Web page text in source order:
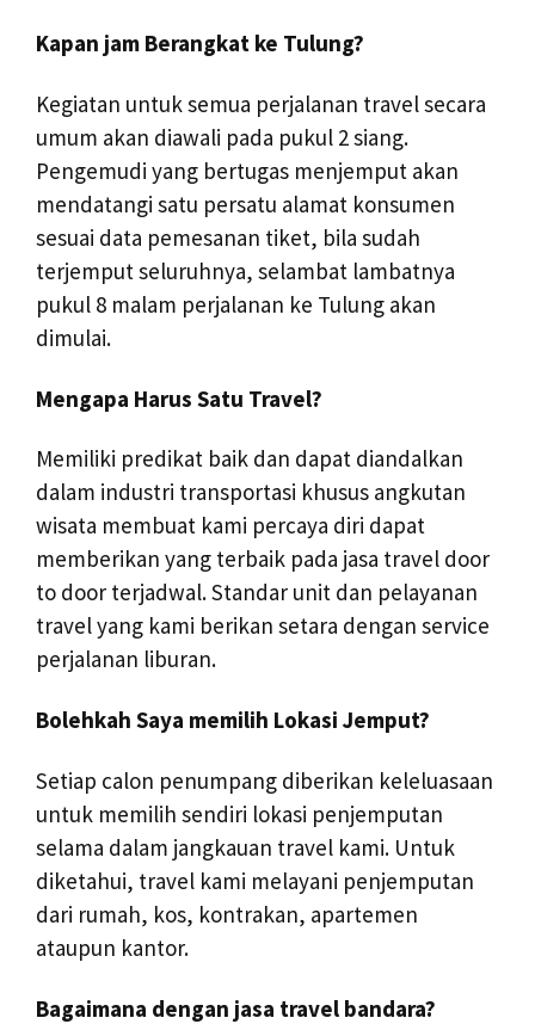
Kapan jam Berangkat ke Tulung?
Kegiatan untuk semua perjalanan travel secara
umum akan diawali pada pukul 2 siang.
Pengemudi yang bertugas menjemput akan
mendatangi satu persatu alamat konsumen
sesuai data pemesanan tiket, bila sudah
terjemput seluruhnya, selambat lambatnya
pukul 8 malam perjalanan ke Tulung akan
dimulai.
Mengapa Harus Satu Travel?
Memiliki predikat baik dan dapat diandalkan
dalam industri transportasi khusus angkutan
wisata membuat kami percaya diri dapat
memberikan yang terbaik pada jasa travel door
to door terjadwal. Standar unit dan pelayanan
travel yang kami berikan setara dengan service
perjalanan liburan.
Bolehkah Saya memilih Lokasi Jemput?
Setiap calon penumpang diberikan keleluasaan
untuk memilih sendiri lokasi penjemputan
selama dalam jangkauan travel kami. Untuk
diketahui, travel kami melayani penjemputan
dari rumah, kos, kontrakan, apartemen
ataupun kantor.
Bagaimana dengan jasa travel bandara?